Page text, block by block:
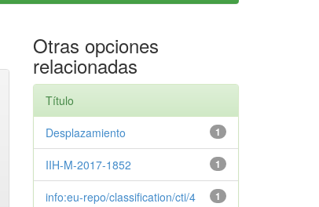
Otras opciones
relacionadas
Título
1
Desplazamiento
1
IIH-M-2017-1852
1
info:eu-repo/classification/cti/4